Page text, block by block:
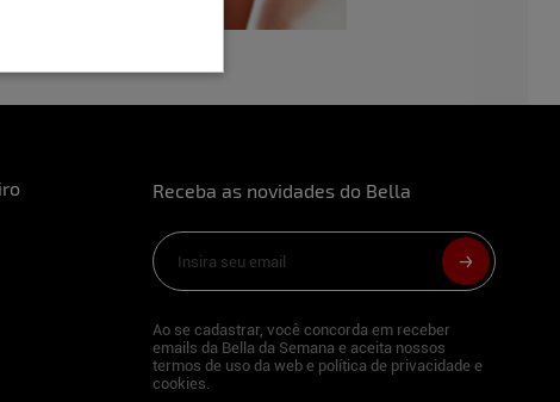
Receba as novidades do Bella
Ao se cadastrar, você concorda em receber
emails da Bella da Semana e aceita nossos
termos de uso da web e política de privacidade e
cookies.